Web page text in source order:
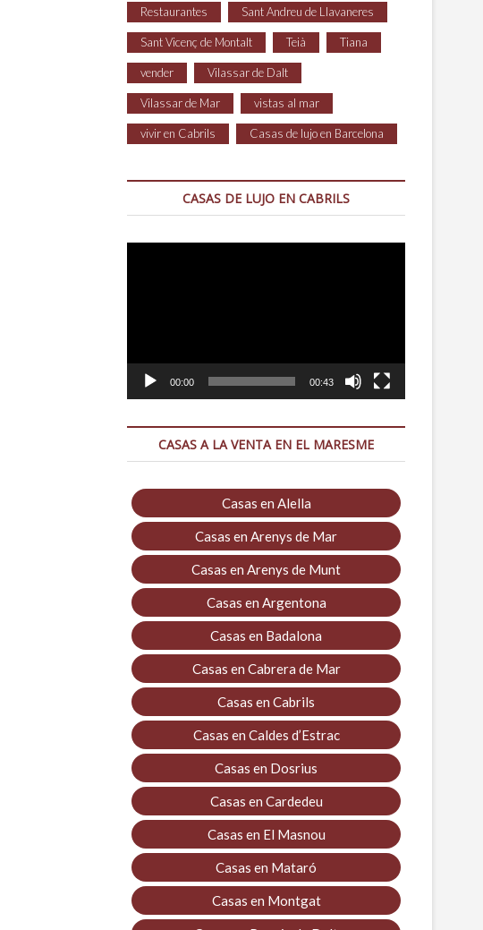
Restaurantes Sant Andreu de Llavaneres
Sant Vicenç de Montalt Teià Tiana
vender Vilassar de Dalt
Vilassar de Mar vistas al mar
vivir en Cabrils Casas de lujo en Barcelona
CASAS DE LUJO EN CABRILS
00:00 00:43
CASAS A LA VENTA EN EL MARESME
Casas en Alella
Casas en Arenys de Mar
Casas en Arenys de Munt
Casas en Argentona
Casas en Badalona
Casas en Cabrera de Mar
Casas en Cabrils
Casas en Caldes d’Estrac
Casas en Dosrius
Casas en Cardedeu
Casas en El Masnou
Casas en Mataró
Casas en Montgat